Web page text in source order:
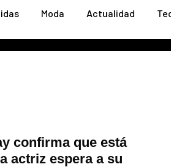
Moda Actualidad
confirma que está
actriz espera a su